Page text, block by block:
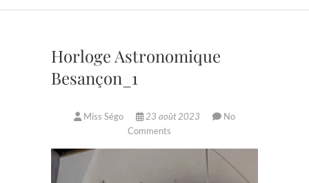
Horloge Astronomique
Besançon_1
Miss Ségo 23 août 2023
No
Comments